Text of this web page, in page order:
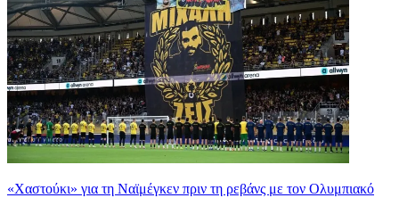
«Χαστούκι» για τη Ναϊμέγκεν πριν τη ρεβάνς με τον Ολυμπιακό